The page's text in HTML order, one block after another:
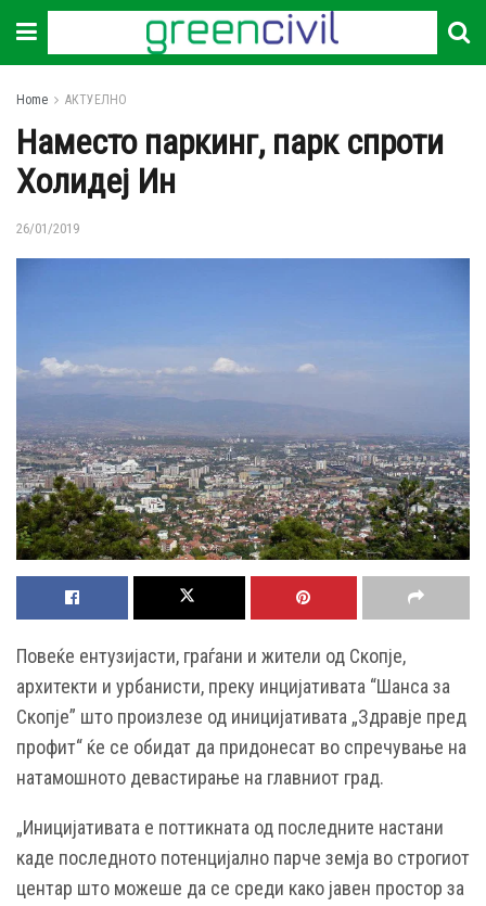
Home АКТУЕЛНО
Наместо паркинг, парк спроти
Холидеј Ин
26/01/2019
Повеќе ентузијасти, граѓани и жители од Скопје,
архитекти и урбанисти, преку инцијативата “Шанса за
Скопје” што произлезе од иницијативата „Здравје пред
профит“ ќе се обидат да придонесат во спречување на
натамошното девастирање на главниот град.
„Иницијативата е поттикната од последните настани
каде последното потенцијално парче земја во строгиот
центар што можеше да се среди како јавен простор за